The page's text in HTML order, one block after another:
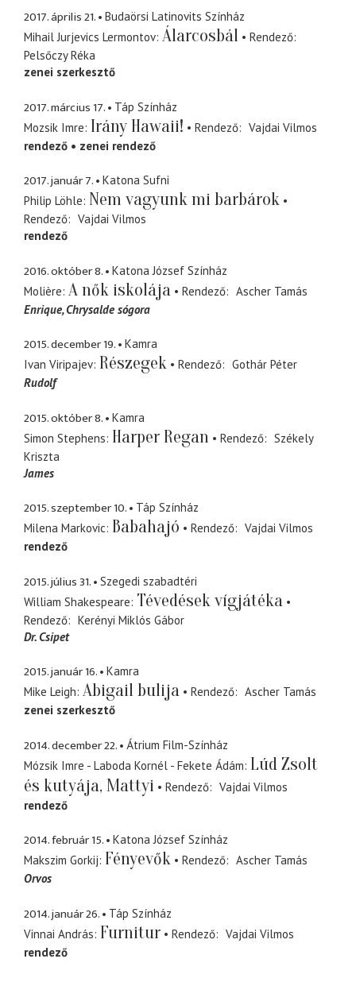
2017. április 21.
Budaörsi Latinovits Színház
Mihail Jurjevics Lermontov Álarcosbál
Rendező
Pelsőczy Réka
zenei szerkesztő
2017. március 17.
Táp Színház
Mozsik Imre Irány Hawaii! Rendező
Vajdai Vilmos
rendező
zenei rendező
2017. január 7.
Katona Sufni
Philip Löhle Nem vagyunk mi barbárok
Rendező
Vajdai Vilmos
rendező
2016. október 8.
Katona József Színház
Molière A nők iskolája Rendező
Ascher Tamás
Enrique Chrysalde sógora
2015. december 19.
Kamra
Ivan Viripajev Részegek Rendező
Gothár Péter
Rudolf
2015. október 8.
Kamra
Simon Stephens Harper Regan Rendező
Székely
Kriszta
James
2015. szeptember 10.
Táp Színház
Milena Markovic Babahajó Rendező
Vajdai Vilmos
rendező
2015. július 31.
Szegedi szabadtéri
William Shakespeare Tévedések vígjátéka
Rendező
Kerényi Miklós Gábor
Dr. Csipet
2015. január 16.
Kamra
Mike Leigh Abigail bulija Rendező
Ascher Tamás
zenei szerkesztő
2014. december 22.
Átrium Film-Színház
Mózsik Imre - Laboda Kornél - Fekete Ádám Lúd Zsolt
és kutyája, Mattyi
Rendező
Vajdai Vilmos
rendező
2014. február 15.
Katona József Színház
Makszim Gorkij Fényevők Rendező
Ascher Tamás
Orvos
2014. január 26.
Táp Színház
Vinnai András Furnitur Rendező
Vajdai Vilmos
rendező